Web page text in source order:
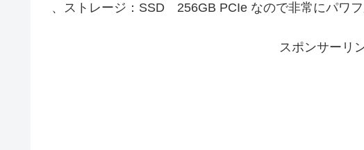
、ストレージ：SSD 256GB PCIe なので非常にパワフ
スポンサーリ